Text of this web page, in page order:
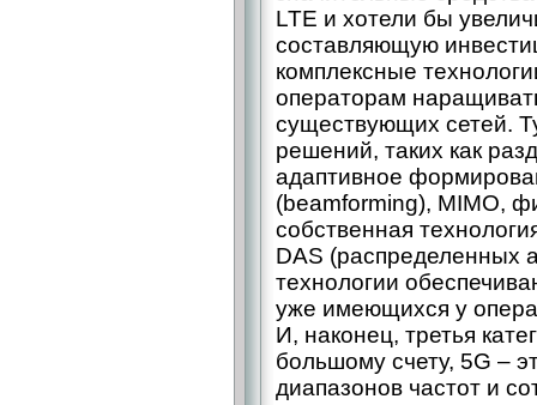
LTE и хотели бы
составляющую
комплексные
операторам
существующих сетей.
решений, таких как
адаптивное
(beamforming), MIMO,
собственная
DAS (распределенных
технологии
уже имеющихся у
И, наконец, третья
большому счету, 5G –
диапазонов частот и